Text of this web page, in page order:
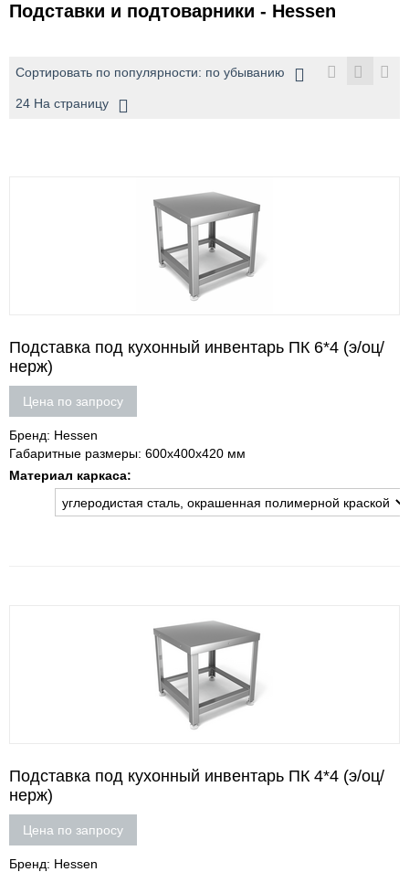
Подставки и подтоварники - Hessen
Сортировать по популярности: по убыванию
24 На страницу
Подставка под кухонный инвентарь ПК 6*4 (э/оц/
нерж)
Цена по запросу
Бренд: Hessen
Габаритные размеры: 600х400х420 мм
Материал каркаса:
Подставка под кухонный инвентарь ПК 4*4 (э/оц/
нерж)
Цена по запросу
Бренд: Hessen